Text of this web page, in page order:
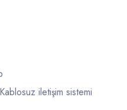
iletişim sistemi